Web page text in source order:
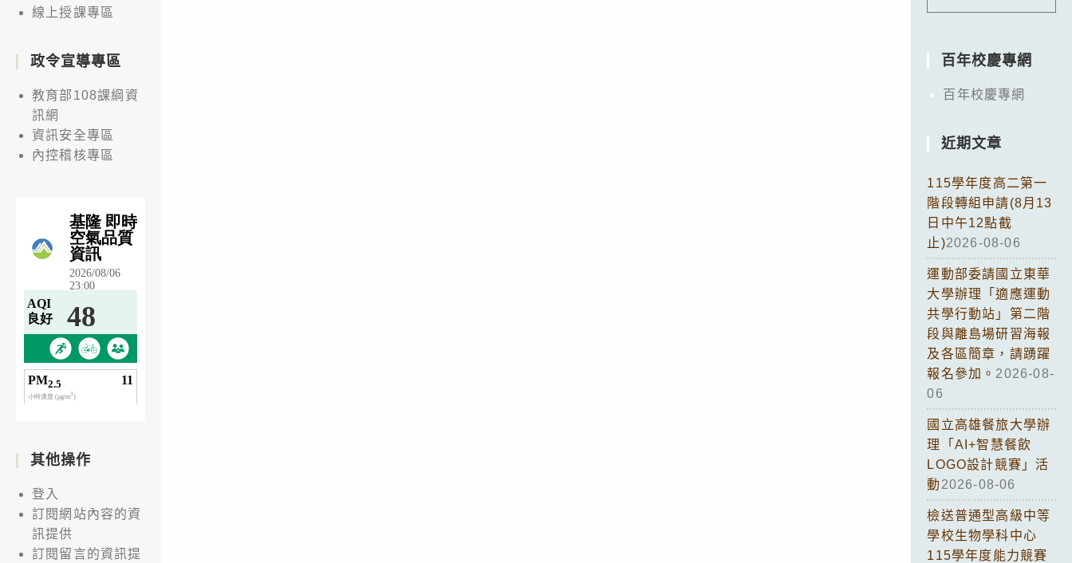
線上授課專區
政令宣導專區
教育部108課綱資
訊網
資訊安全專區
內控稽核專區
其他操作
登入
訂閱網站內容的資
訊提供
訂閱留言的資訊提
百年校慶專網
百年校慶專網
近期文章
115學年度高二第一
階段轉組申請(8月13
日中午12點截
止)2026-08-06
運動部委請國立東華
大學辦理「適應運動
共學行動站」第二階
段與離島場研習海報
及各區簡章，請踴躍
報名參加。 2026-08-
06
國立高雄餐旅大學辦
理「AI+智慧餐飲
LOGO設計競賽」活
動 2026-08-06
檢送普通型高級中等
學校生物學科中心
115學年度能力競賽